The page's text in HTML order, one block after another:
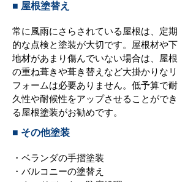
■ 屋根塗替え
常に風雨にさらされている屋根は、定期
的な点検と塗装が大切です。屋根材や下
地材があまり傷んでいない場合は、屋根
の重ね葺きや葺き替えなど大掛かりなリ
フォームは必要ありません。低予算で耐
久性や耐候性をアップさせることができ
る屋根塗装がお勧めです。
■ その他塗装
・ベランダの手摺塗装
・バルコニーの塗替え